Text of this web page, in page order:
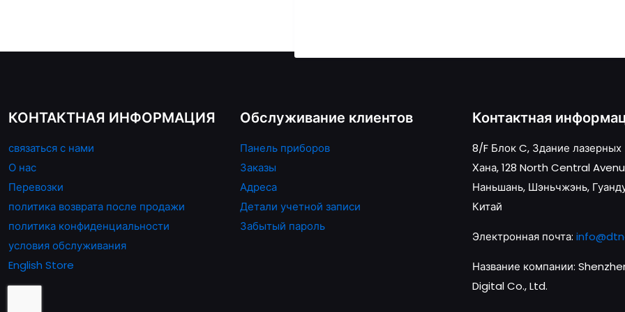
Опции
странице
КОНТАКТНАЯ ИНФОРМАЦИЯ
связаться с нами
О нас
Перевозки
политика возврата после продажи
политика конфиденциальности
условия обслуживания
English Store
Обслуживание клиентов
Панель приборов
Заказы
Адреса
Детали учетной записи
Забытый пароль
Контактная
8/F Блок C, Здание
Хана, 128 North Central
Наньшань, Шэньчжэнь,
Китай
Электронная почта:
Название компании:
Digital Co., Ltd.